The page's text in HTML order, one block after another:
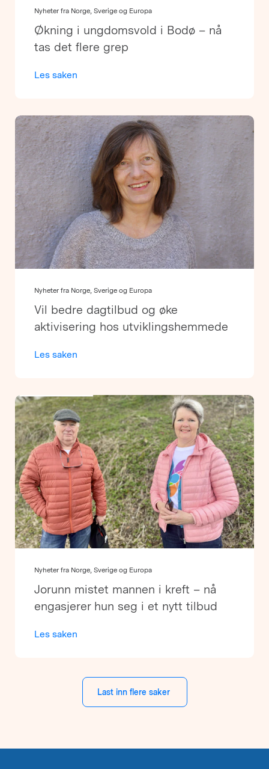
Nyheter fra Norge, Sverige og Europa
Økning i ungdomsvold i Bodø – nå
tas det flere grep
Les saken
Nyheter fra Norge, Sverige og Europa
Vil bedre dagtilbud og øke
aktivisering hos utviklingshemmede
Les saken
Nyheter fra Norge, Sverige og Europa
Jorunn mistet mannen i kreft – nå
engasjerer hun seg i et nytt tilbud
Les saken
Last inn flere saker